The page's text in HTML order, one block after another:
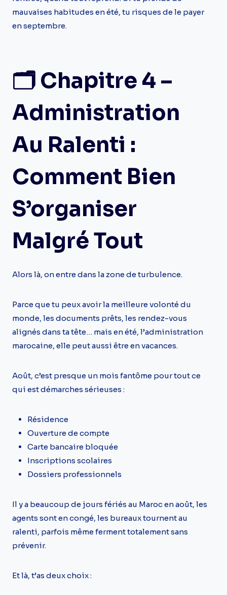
mauvaises habitudes en été, tu risques de le payer
en septembre.
🗂️ Chapitre 4 –
Administration
Au Ralenti :
Comment Bien
S’organiser
Malgré Tout
Alors là, on entre dans la zone de turbulence.
Parce que tu peux avoir la meilleure volonté du
monde, les documents prêts, les rendez-vous
alignés dans ta tête… mais en été, l’administration
marocaine, elle peut aussi être en vacances.
Août, c’est presque un mois fantôme pour tout ce
qui est démarches sérieuses :
Résidence
Ouverture de compte
Carte bancaire bloquée
Inscriptions scolaires
Dossiers professionnels
Il y a beaucoup de jours fériés au Maroc en août, les
agents sont en congé, les bureaux tournent au
ralenti, parfois même ferment totalement sans
prévenir.
Et là, t’as deux choix :